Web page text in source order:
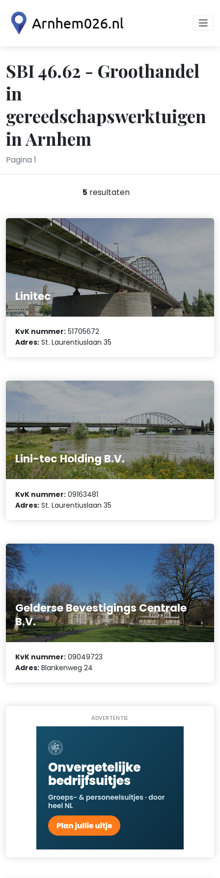
SBI 46.62 - Groothandel
in
gereedschapswerktuigen
in Arnhem
Pagina 1
5 resultaten
Linitec
KvK nummer: 51705672
Adres: St. Laurentiuslaan 35
Lini-tec Holding B.V.
KvK nummer: 09163481
Adres: St. Laurentiuslaan 35
Gelderse Bevestigings Centrale
B.V.
KvK nummer: 09049723
Adres: Blankenweg 24
ADVERTENTIE